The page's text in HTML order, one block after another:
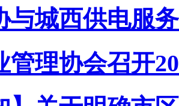
与城西供电服
管理协会召开